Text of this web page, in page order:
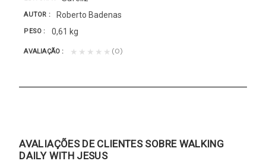
AUTOR Roberto Badenas
PESO 0,61 kg
AVALIAÇÃO ★★★★★ (0)
AVALIAÇÕES DE CLIENTES SOBRE WALKING
DAILY WITH JESUS